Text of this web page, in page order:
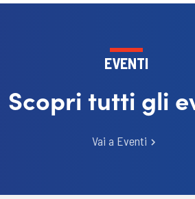
EVENTI
Scopri tutti gli
Vai a Eventi